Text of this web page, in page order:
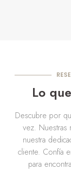
Lo
Descubre por
vez.
nuestra
cliente. Confía
para